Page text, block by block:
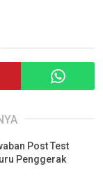
Post Test
Penggerak